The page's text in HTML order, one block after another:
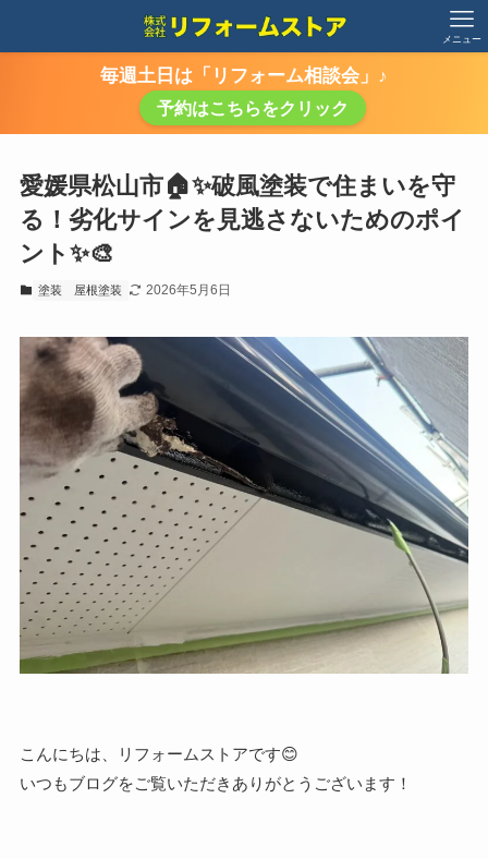
メニュー
毎週土日は「リフォーム相談会」♪
予約はこちらをクリック
愛媛県松山市🏠✨破風塗装で住まいを守
る！劣化サインを見逃さないためのポイ
ント✨🎨
塗装 屋根塗装 2026年5月6日
こんにちは、リフォームストアです😊
いつもブログをご覧いただきありがとうございます！